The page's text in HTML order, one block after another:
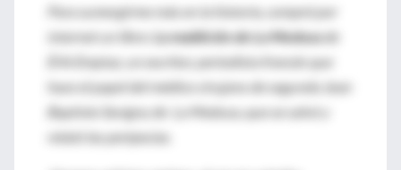
Para sumergirme más en la historia, compré por
internet un libro:
La maldición de La Medusade
Érik Emptaz, un escritor, periodista francés que
hace el papel del médico cirujano de segunda Jean
Baptiste Savigny de La Medusa, que se salvó y
relató las peripecias.